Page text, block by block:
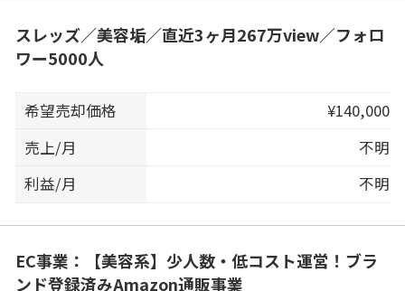
スレッズ／美容垢／直近3ヶ月267万view／フォロ
ワー5000人
希望売却価格
¥140,000
売上/月
不明
利益/月
不明
EC事業：【美容系】少人数・低コスト運営！ブラ
ンド登録済みAmazon通販事業